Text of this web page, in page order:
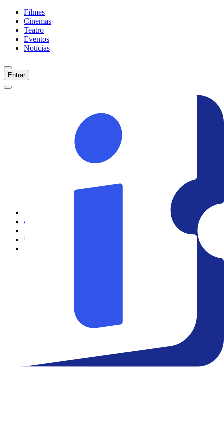
Filmes
Cinemas
Teatro
Eventos
Notícias
Entrar
Cinemas
Teatro
Eventos